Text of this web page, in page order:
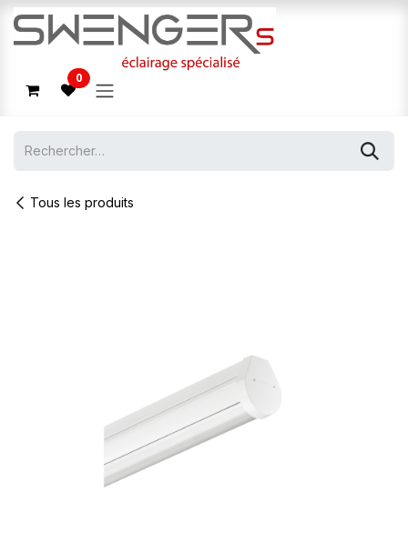
Se rendre au contenu
0
Tous les produits